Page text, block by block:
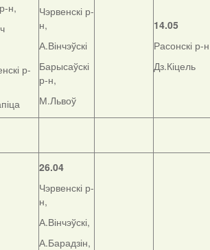
н,
р-
Чэрвенскі р-
н,
А.Вінчэўскі
Барысаўскі
р-н,
М.Львоў
14.05
Расонскі р-
Дз.Кіцель
26.04
Чэрвенскі р-
н,
А.Вінчэўскі,
А.Барадзін,